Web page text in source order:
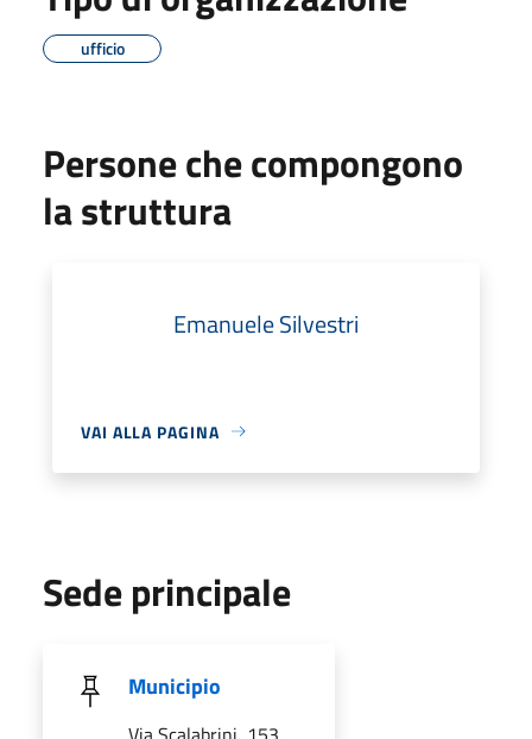
ufficio
Persone che compongono
la struttura
Emanuele Silvestri
VAI ALLA PAGINA
Sede principale
Municipio